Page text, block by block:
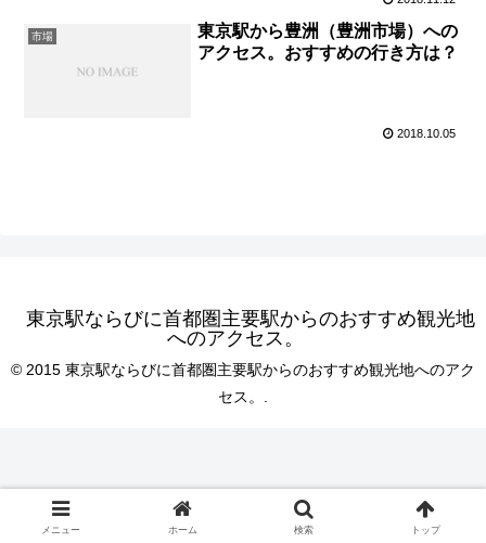
市場
東京駅から豊洲（豊洲市場）への
アクセス。おすすめの行き方は？
2018.10.05
東京駅ならびに首都圏主要駅からのおすすめ観光地
へのアクセス。
© 2015 東京駅ならびに首都圏主要駅からのおすすめ観光地へのアク
セス。.
メニュー ホーム 検索 トップ